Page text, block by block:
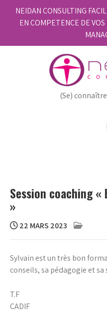
NEIDAN CONSULTING
EN COMPETENCE DE
(Se)
Session coaching
»
22 MARS 2023
Sylvain est un très bon
conseils, sa pédagogie et sa
T.F
CADIF